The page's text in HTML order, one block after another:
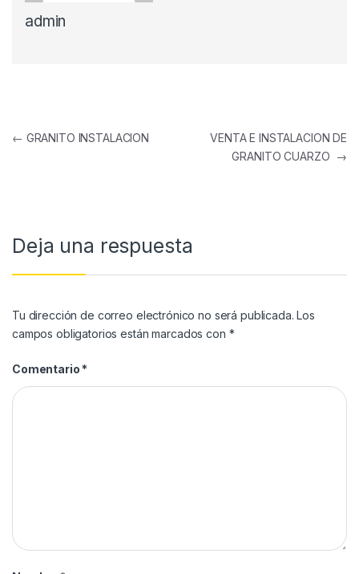
admin
← GRANITO INSTALACION
VENTA E INSTALACION DE
GRANITO CUARZO →
Deja una respuesta
Tu dirección de correo electrónico no será publicada. Los
campos obligatorios están marcados con *
Comentario *